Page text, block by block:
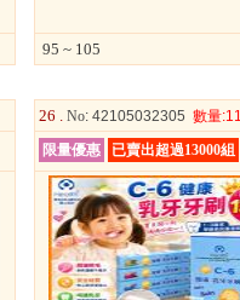
95 ~ 105
26 . No: 42105032305 數量
限量優惠
已賣出超過13000組